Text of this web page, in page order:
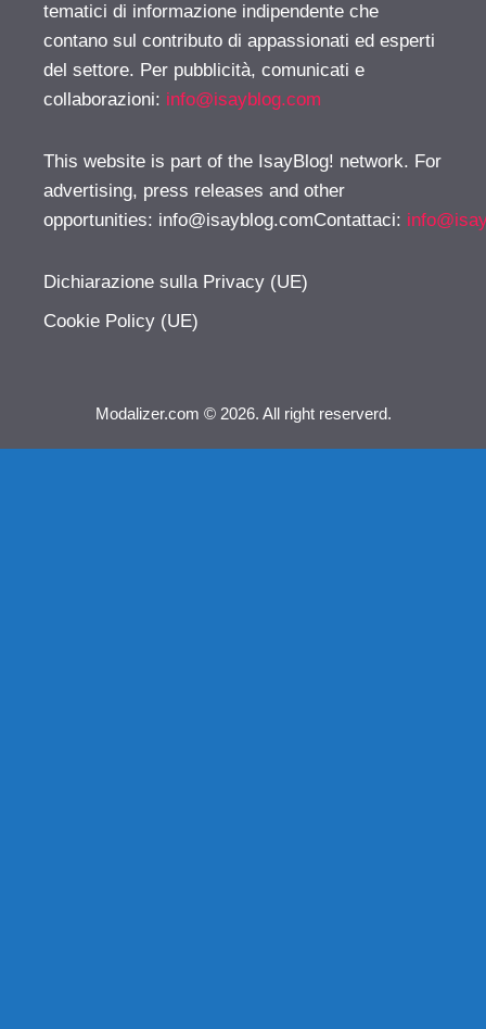
tematici di informazione indipendente che
contano sul contributo di appassionati ed esperti
del settore. Per pubblicità, comunicati e
collaborazioni: info@isayblog.com
This website is part of the IsayBlog! network. For
advertising, press releases and other
opportunities: info@isayblog.comContattaci:
Dichiarazione sulla Privacy (UE)
Cookie Policy (UE)
Modalizer.com © 2026. All right reserverd.